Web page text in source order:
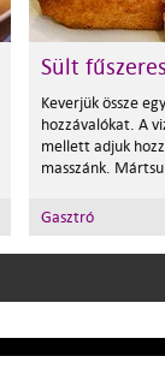
Sült
Keverjük össze
hozzávalókat. A
mellett adjuk
masszánk.
Gasztró